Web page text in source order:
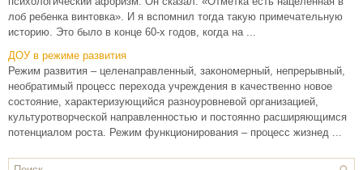
лоб ребенка винтовка». И я вспомнил тогда такую примечательную
историю. Это было в конце 60-х годов, когда на ...
ДОУ в режиме развития
Режим развития – целенаправленный, закономерный, непрерывный,
необратимый процесс перехода учреждения в качественно новое
состояние, характеризующийся разноуровневой организацией,
культуротворческой направленностью и постоянно расширяющимся
потенциалом роста. Режим функционирования – процесс жизнед ...